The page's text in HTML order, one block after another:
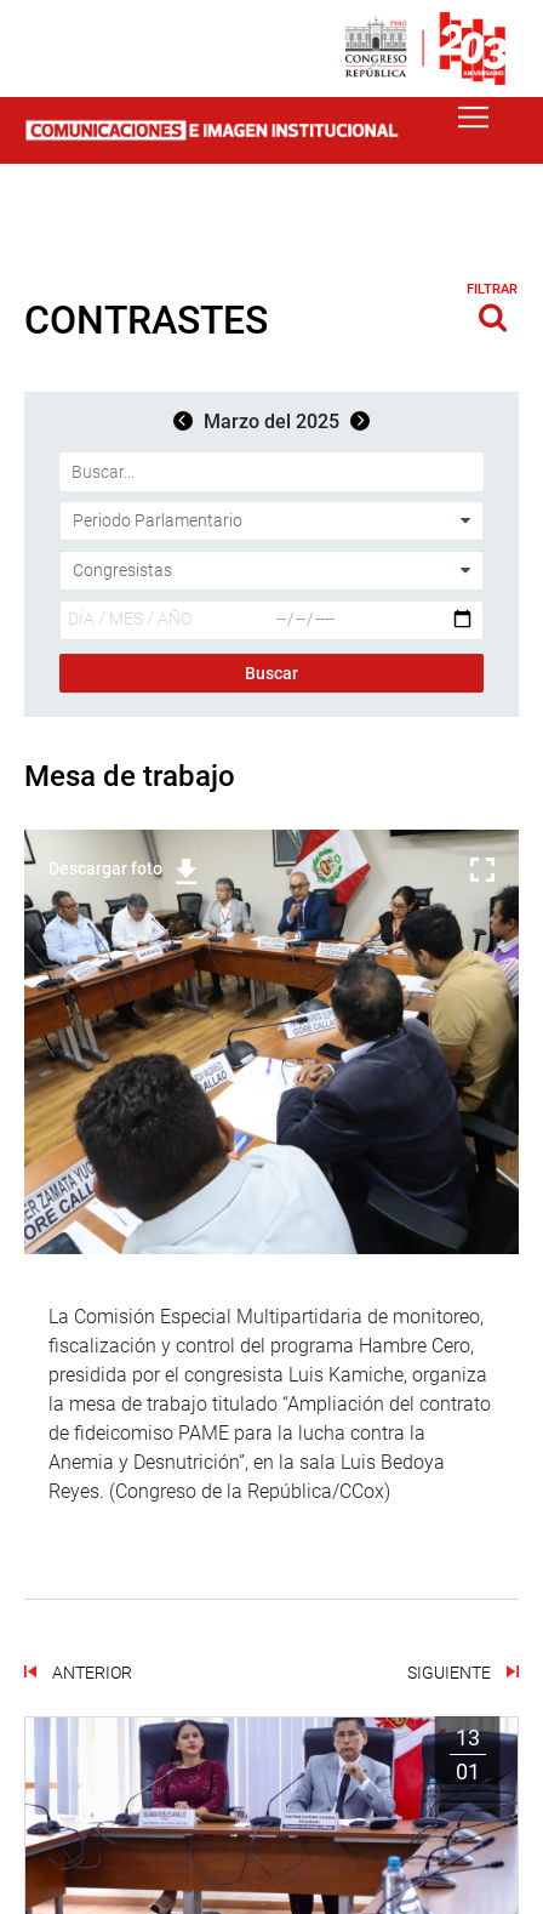
CONTRASTES
FILTRAR
Marzo del 2025
Mesa de trabajo
Descargar foto
La Comisión Especial Multipartidaria de monitoreo,
fiscalización y control del programa Hambre Cero,
presidida por el congresista Luis Kamiche, organiza
la mesa de trabajo titulado “Ampliación del contrato
de fideicomiso PAME para la lucha contra la
Anemia y Desnutrición”, en la sala Luis Bedoya
Reyes. (Congreso de la República/CCox)
ANTERIOR SIGUIENTE
13
01